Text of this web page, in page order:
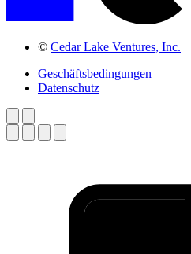
© Cedar Lake Ventures, Inc.
Geschäftsbedingungen
Datenschutz